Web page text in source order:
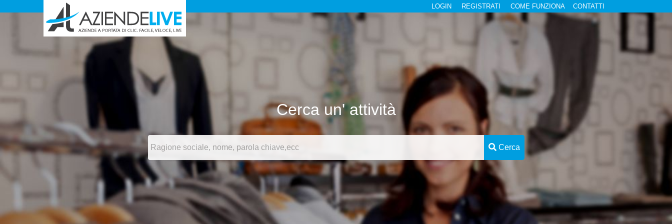
LOGIN REGISTRATI COME FUNZIONA CONTATTI
Cerca un' attività
Cerca